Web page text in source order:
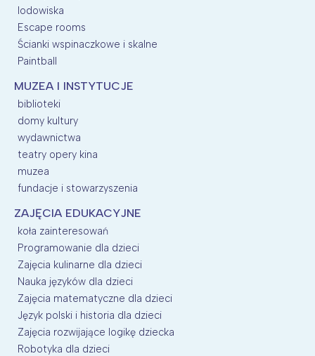
lodowiska
Escape rooms
Ścianki wspinaczkowe i skalne
Paintball
MUZEA I INSTYTUCJE
biblioteki
domy kultury
wydawnictwa
teatry opery kina
muzea
fundacje i stowarzyszenia
ZAJĘCIA EDUKACYJNE
koła zainteresowań
Programowanie dla dzieci
Zajęcia kulinarne dla dzieci
Nauka języków dla dzieci
Zajęcia matematyczne dla dzieci
Język polski i historia dla dzieci
Zajęcia rozwijające logikę dziecka
Robotyka dla dzieci